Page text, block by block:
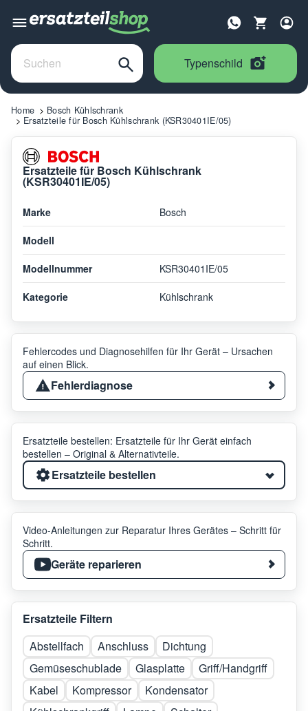
Typenschild
Home
Bosch Kühlschrank
Ersatzteile für Bosch Kühlschrank (KSR30401IE/05)
Ersatzteile für Bosch Kühlschrank
(KSR30401IE/05)
Marke Bosch
Modell
Modellnummer KSR30401IE/05
Kategorie Kühlschrank
Fehlercodes und Diagnosehilfen für Ihr Gerät – Ursachen
auf einen Blick.
Fehlerdiagnose
Ersatzteile bestellen: Ersatzteile für Ihr Gerät einfach
bestellen – Original & Alternativteile.
Ersatzteile bestellen
Video-Anleitungen zur Reparatur Ihres Gerätes – Schritt für
Schritt.
Geräte reparieren
Ersatzteile Filtern
Abstellfach
Anschluss
Dichtung
Gemüseschublade
Glasplatte
Griff/Handgriff
Kabel
Kompressor
Kondensator